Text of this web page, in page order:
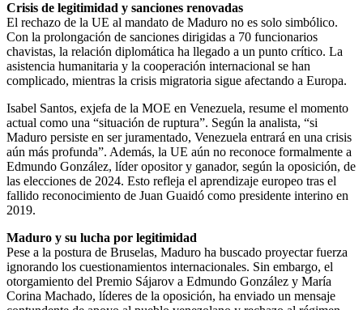
Crisis de legitimidad y sanciones renovadas
El rechazo de la UE al mandato de Maduro no es solo simbólico.
Con la prolongación de sanciones dirigidas a 70 funcionarios
chavistas, la relación diplomática ha llegado a un punto crítico. La
asistencia humanitaria y la cooperación internacional se han
complicado, mientras la crisis migratoria sigue afectando a Europa.
Isabel Santos, exjefa de la MOE en Venezuela, resume el momento
actual como una “situación de ruptura”. Según la analista, “si
Maduro persiste en ser juramentado, Venezuela entrará en una crisis
aún más profunda”. Además, la UE aún no reconoce formalmente a
Edmundo González, líder opositor y ganador, según la oposición, de
las elecciones de 2024. Esto refleja el aprendizaje europeo tras el
fallido reconocimiento de Juan Guaidó como presidente interino en
2019.
Maduro y su lucha por legitimidad
Pese a la postura de Bruselas, Maduro ha buscado proyectar fuerza
ignorando los cuestionamientos internacionales. Sin embargo, el
otorgamiento del Premio Sájarov a Edmundo González y María
Corina Machado, líderes de la oposición, ha enviado un mensaje